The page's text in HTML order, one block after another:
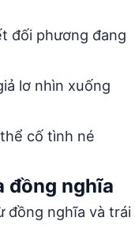
đối phương đang
lơ nhìn xuống
cố tình né
đồng nghĩa
đồng nghĩa và trái